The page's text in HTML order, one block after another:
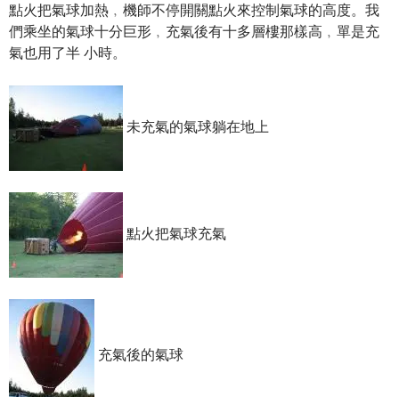
點火把氣球加熱﹐機師不停開關點火來控制氣球的高度。我
們乘坐的氣球十分巨形﹐充氣後有十多層樓那樣高﹐單是充
氣也用了半 小時。
未充氣的氣球躺在地上
點火把氣球充氣
充氣後的氣球